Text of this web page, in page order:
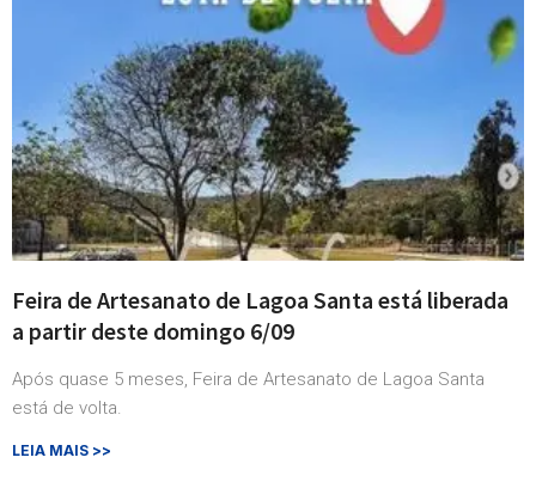
Feira de Artesanato de Lagoa Santa está liberada
a partir deste domingo 6/09
Após quase 5 meses, Feira de Artesanato de Lagoa Santa
está de volta.
LEIA MAIS >>